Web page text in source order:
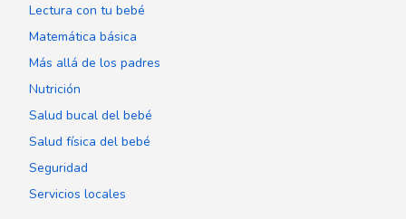
Lectura con tu bebé
Matemática básica
Más allá de los padres
Nutrición
Salud bucal del bebé
Salud física del bebé
Seguridad
Servicios locales